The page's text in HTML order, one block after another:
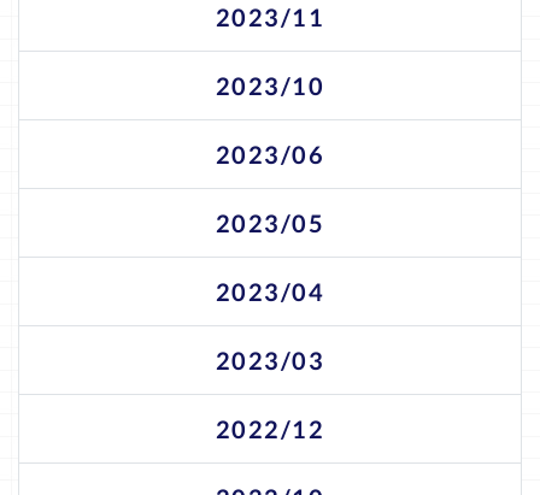
2023/11
2023/10
2023/06
2023/05
2023/04
2023/03
2022/12